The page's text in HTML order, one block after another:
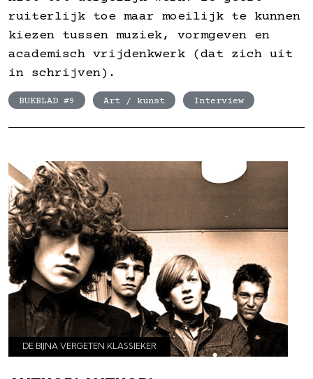
ruiterlijk toe maar moeilijk te kunnen
kiezen tussen muziek, vormgeven en
academisch vrijdenkwerk (dat zich uit
in schrijven).
BUKBLAD #9 Art / kunst Interview
DE BIJNA VERGETEN KLASSIEKER